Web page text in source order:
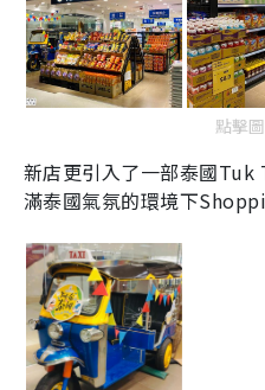
點擊
新店更引入了一部泰國Tuk
滿泰國氣氛的環境下